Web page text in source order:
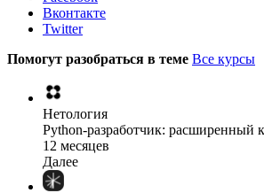
Вконтакте
Twitter
Помогут разобраться в теме Все курсы
Нетология
Python-разработчик: расширенный
12 месяцев
Далее